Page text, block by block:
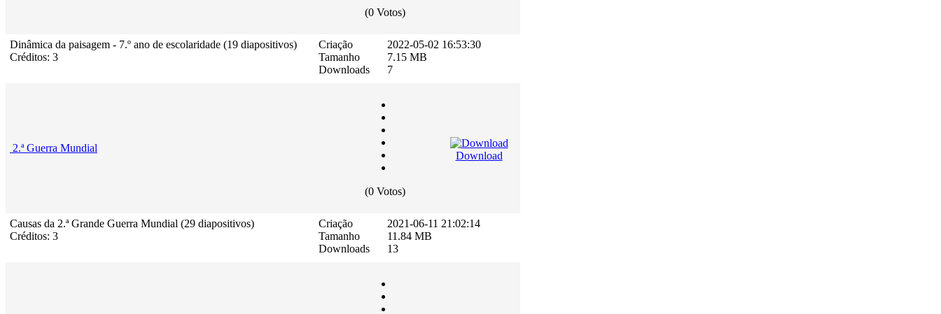
(0 Votos)
Dinâmica da paisagem - 7.º ano de escolaridade (19 diapositivos)
Créditos: 3
Criação
Tamanho
Downloads
2022-05-02 16:53:30
7.15 MB
7
2.ª Guerra Mundial
(0 Votos)
Download
Causas da 2.ª Grande Guerra Mundial (29 diapositivos)
Créditos: 3
Criação
Tamanho
Downloads
2021-06-11 21:02:14
11.84 MB
13